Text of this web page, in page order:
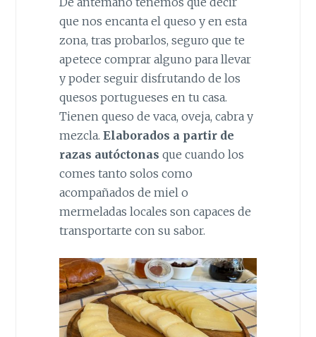
que nos encanta el queso y en esta
zona, tras probarlos, seguro que te
apetece comprar alguno para llevar
y poder seguir disfrutando de los
quesos portugueses en tu casa.
Tienen queso de vaca, oveja, cabra y
mezcla. Elaborados a partir de
razas autóctonas que cuando los
comes tanto solos como
acompañados de miel o
mermeladas locales son capaces de
transportarte con su sabor.